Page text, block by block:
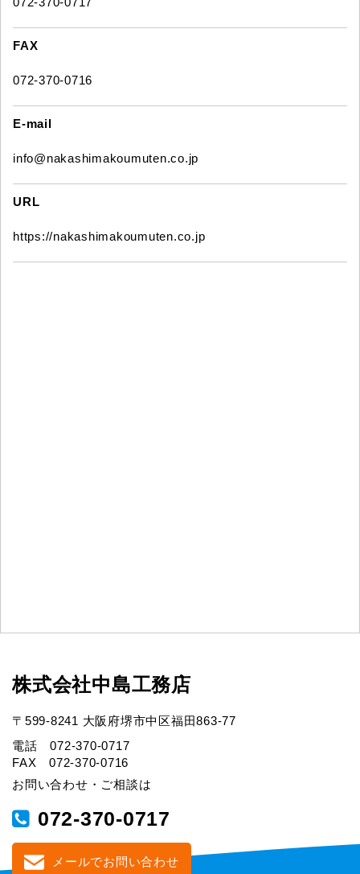
FAX
072-370-0716
E-mail
info@nakashimakoumuten.co.jp
URL
https://nakashimakoumuten.co.jp
株式会社中島工務店
〒599-8241 大阪府堺市中区福田863-77
電話 072-370-0717
FAX 072-370-0716
お問い合わせ・ご相談は
072-370-0717
メールでお問い合わせ